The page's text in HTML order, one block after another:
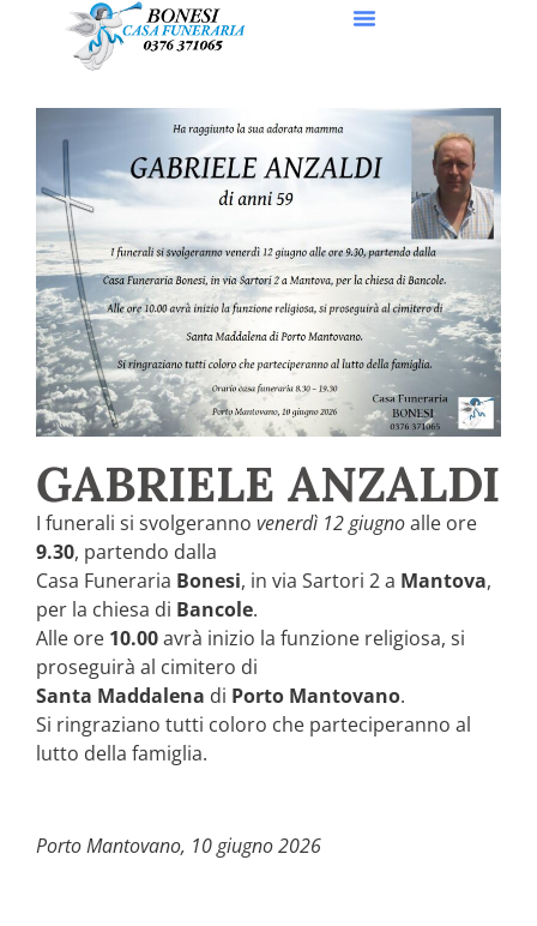
GABRIELE ANZALDI
I funerali si svolgeranno venerdì 12 giugnoalle ore
9.30, partendo dalla
Casa Funeraria Bonesi, in via Sartori 2 a Mantova,
per la chiesa di Bancole.
Alle ore 10.00avrà inizio la funzione religiosa, si
proseguirà al cimitero di
Santa Maddalena di Porto Mantovano.
Si ringraziano tutti coloro che parteciperanno al
lutto della famiglia.
Porto Mantovano, 10 giugno 2026